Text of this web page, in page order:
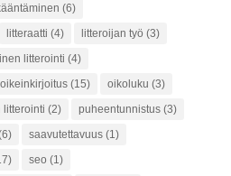
(6)
litteraatti (4) litteroijan työ (3)
litterointi (4)
oikeinkirjoitus(15) oikoluku (3)
litterointi (2) puheentunnistus(3)
saavutettavuus(1)
seo (1)